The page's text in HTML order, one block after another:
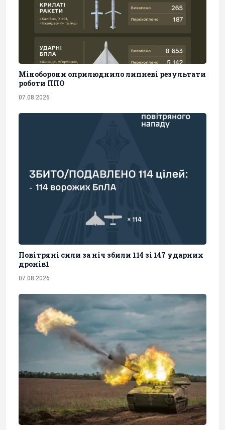
Міноборони оприлюднило липневі результати
роботи ППО
07.08.2026
Повітряні сили за ніч збили 114 зі 147 ударних
дронів1
07.08.2026